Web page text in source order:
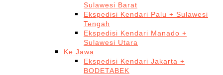
Sulawesi Barat
Ekspedisi Kendari Palu + Sulawesi
Tengah
Ekspedisi Kendari Manado +
Sulawesi Utara
Ke Jawa
Ekspedisi Kendari Jakarta +
BODETABEK